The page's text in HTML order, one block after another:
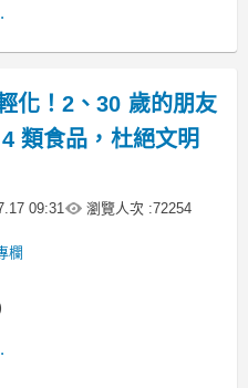
節食都沒瘦
喝水都會胖？
化！2、30 歲的朋友
類食品，杜絕文明
09:31 瀏覽人次 :72254
欄